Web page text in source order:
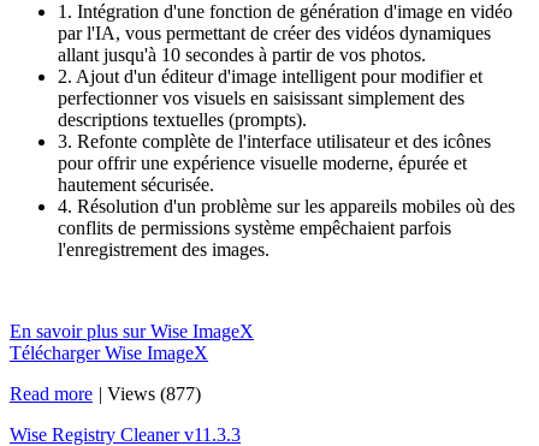
1. Intégration d'une fonction de génération d'image en vidéo
par l'IA, vous permettant de créer des vidéos dynamiques
allant jusqu'à 10 secondes à partir de vos photos.
2. Ajout d'un éditeur d'image intelligent pour modifier et
perfectionner vos visuels en saisissant simplement des
descriptions textuelles (prompts).
3. Refonte complète de l'interface utilisateur et des icônes
pour offrir une expérience visuelle moderne, épurée et
hautement sécurisée.
4. Résolution d'un problème sur les appareils mobiles où des
conflits de permissions système empêchaient parfois
l'enregistrement des images.
En savoir plus sur Wise ImageX
Télécharger Wise ImageX
Read more | Views (877)
Wise Registry Cleaner v11.3.3